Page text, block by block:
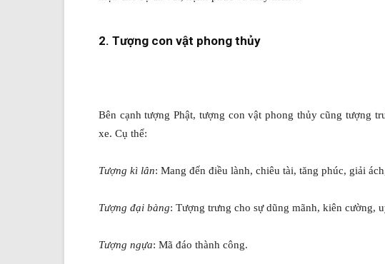
2. Tượng con vật phong thủy
Bên cạnh tượng Phật, tượng con vật phong thủy cũng tượng
xe. Cụ thể:
Tượng kì lân: Mang đến điều lành, chiêu tài, tăng phúc, giải
Tượng đại bàng: Tượng trưng cho sự dũng mãnh, kiên cường,
Tượng ngựa: Mã đáo thành công.